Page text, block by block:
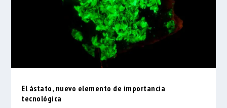
El ástato, nuevo elemento de importancia
tecnológica